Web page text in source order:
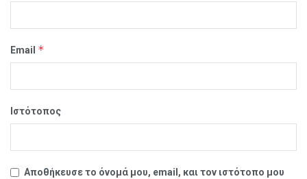
Email *
Ιστότοπος
Αποθήκευσε το όνομά μου, email, και τον ιστότοπο μου